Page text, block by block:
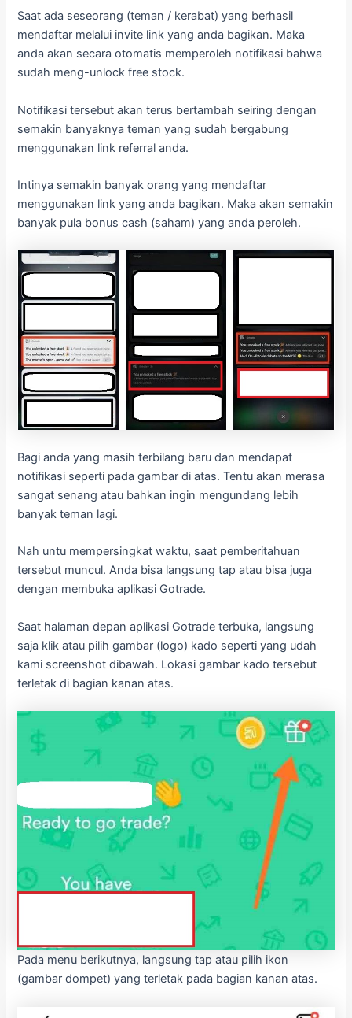
Saat ada seseorang (teman / kerabat) yang berhasil
mendaftar melalui invite link yang anda bagikan. Maka
anda akan secara otomatis memperoleh notifikasi bahwa
sudah meng-unlock free stock.
Notifikasi tersebut akan terus bertambah seiring dengan
semakin banyaknya teman yang sudah bergabung
menggunakan link referral anda.
Intinya semakin banyak orang yang mendaftar
menggunakan link yang anda bagikan. Maka akan semakin
banyak pula bonus cash (saham) yang anda peroleh.
Bagi anda yang masih terbilang baru dan mendapat
notifikasi seperti pada gambar di atas. Tentu akan merasa
sangat senang atau bahkan ingin mengundang lebih
banyak teman lagi.
Nah untu mempersingkat waktu, saat pemberitahuan
tersebut muncul. Anda bisa langsung tap atau bisa juga
dengan membuka aplikasi Gotrade.
Saat halaman depan aplikasi Gotrade terbuka, langsung
saja klik atau pilih gambar (logo) kado seperti yang udah
kami screenshot dibawah. Lokasi gambar kado tersebut
terletak di bagian kanan atas.
Pada menu berikutnya, langsung tap atau pilih ikon
(gambar dompet) yang terletak pada bagian kanan atas.